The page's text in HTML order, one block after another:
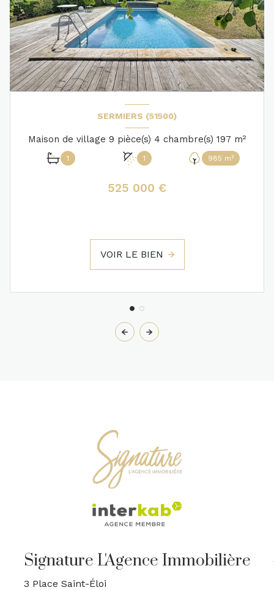
SERMIERS (51500)
Maison de village 9 pièce(s) 4 chambre(s) 197 m²
1 1 985 m²
525 000 €
VOIR LE BIEN
Signature L'Agence Immobilière
3 Place Saint-Éloi